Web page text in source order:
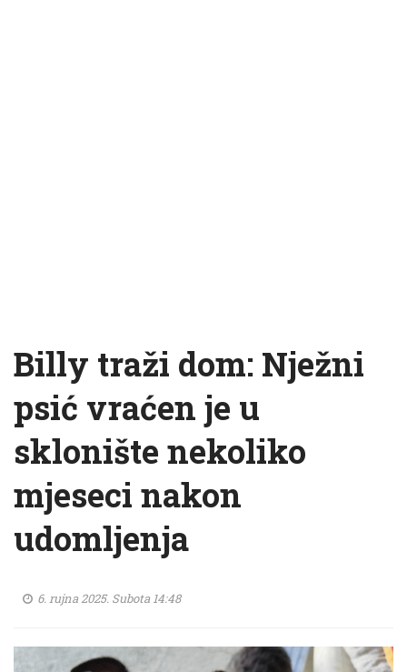
Billy traži dom: Nježni
psić vraćen je u
sklonište nekoliko
mjeseci nakon
udomljenja
6. rujna 2025. Subota 14:48